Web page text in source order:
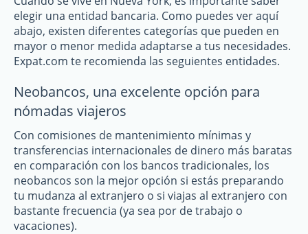
elegir una entidad bancaria. Como puedes ver aquí
abajo, existen diferentes categorías que pueden en
mayor o menor medida adaptarse a tus necesidades.
Expat.com te recomienda las seguientes entidades.
Neobancos, una excelente opción para
nómadas viajeros
Con comisiones de mantenimiento mínimas y
transferencias internacionales de dinero más baratas
en comparación con los bancos tradicionales, los
neobancos son la mejor opción si estás preparando
tu mudanza al extranjero o si viajas al extranjero con
bastante frecuencia (ya sea por de trabajo o
vacaciones).